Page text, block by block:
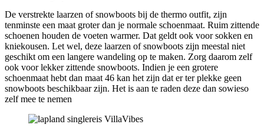
De verstrekte laarzen of snowboots bij de thermo outfit, zijn
tenminste een maat groter dan je normale schoenmaat. Ruim zittende
schoenen houden de voeten warmer. Dat geldt ook voor sokken en
kniekousen. Let wel, deze laarzen of snowboots zijn meestal niet
geschikt om een langere wandeling op te maken. Zorg daarom zelf
ook voor lekker zittende snowboots. Indien je een grotere
schoenmaat hebt dan maat 46 kan het zijn dat er ter plekke geen
snowboots beschikbaar zijn. Het is aan te raden deze dan sowieso
zelf mee te nemen